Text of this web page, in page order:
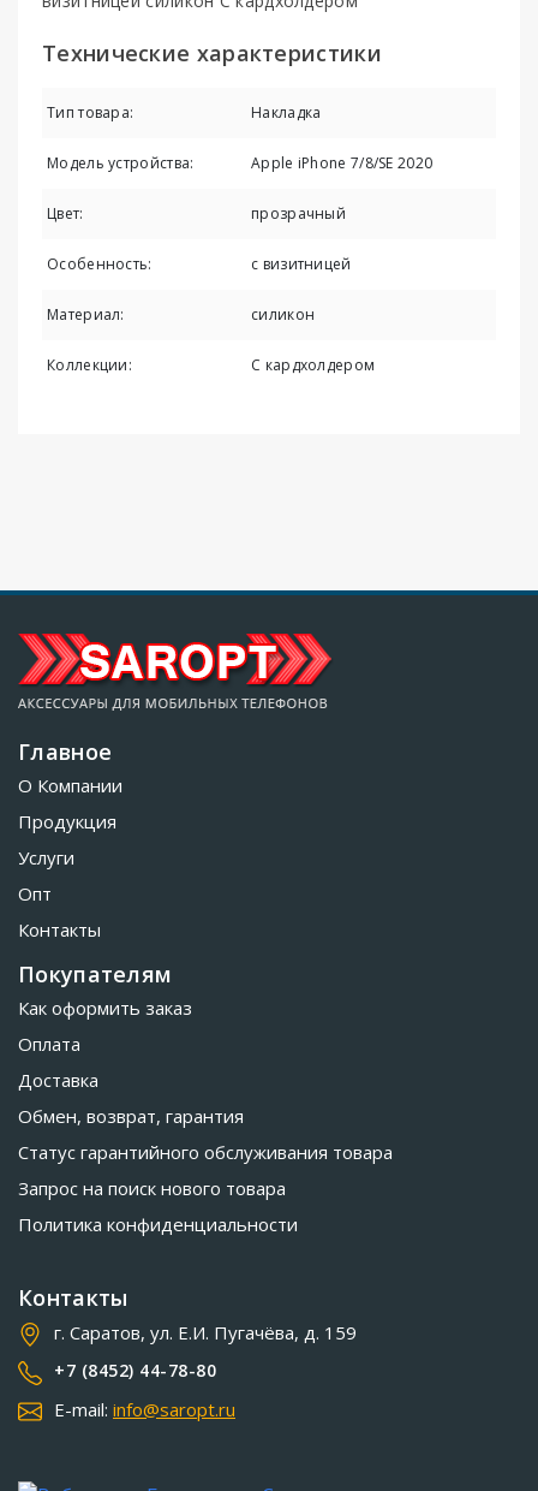
Технические характеристики
Тип товара: Накладка
Модель устройства: Apple iPhone 7/8/SE 2020
Цвет: прозрачный
Особенность: с визитницей
Материал: силикон
Коллекции: С кардхолдером
Главное
О Компании
Продукция
Услуги
Опт
Контакты
Покупателям
Как оформить заказ
Оплата
Доставка
Обмен, возврат, гарантия
Статус гарантийного обслуживания товара
Запрос на поиск нового товара
Политика конфиденциальности
Контакты
г. Саратов, ул. Е.И. Пугачёва, д. 159
+7 (8452) 44-78-80
E-mail: info@saropt.ru